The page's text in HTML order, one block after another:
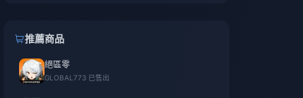
推薦商品
絕區零
GLOBAL 773 已售出